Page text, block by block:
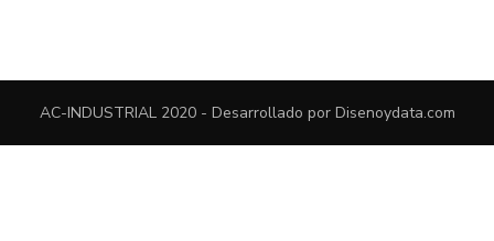
AC-INDUSTRIAL 2020 - Desarrollado por Disenoydata.com